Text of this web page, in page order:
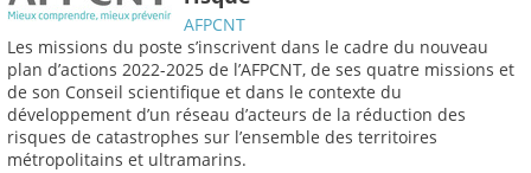
AFPCNT
Les missions du poste s’inscrivent dans le cadre du nouveau
plan d’actions 2022-2025 de l’AFPCNT, de ses quatre missions et
de son Conseil scientifique et dans le contexte du
développement d’un réseau d’acteurs de la réduction des
risques de catastrophes sur l’ensemble des territoires
métropolitains et ultramarins.